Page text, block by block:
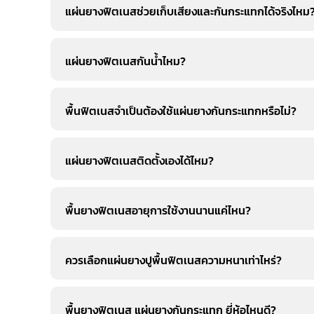
แผ่นยางฟิตเนสช่วยเก็บเสียงและกันกระแทกได้จริงไหม
แผ่นยางฟิตเนสกันน้ำไหม?
พื้นฟิตเนสจำเป็นต้องใช้แผ่นยางกันกระแทกหรือไม่?
แผ่นยางฟิตเนสติดตั้งเองได้ไหม?
พื้นยางฟิตเนสอายุการใช้งานนานแค่ไหน?
ควรเลือกแผ่นยางปูพื้นฟิตเนสความหนาเท่าไหร่?
พื้นยางฟิตเนส แผ่นยางกันกระแทก ยี่ห้อไหนดี?